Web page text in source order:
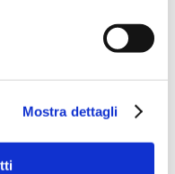
Mostra dettagli
"L’AI va
-I proof of concept
sorprendono per la